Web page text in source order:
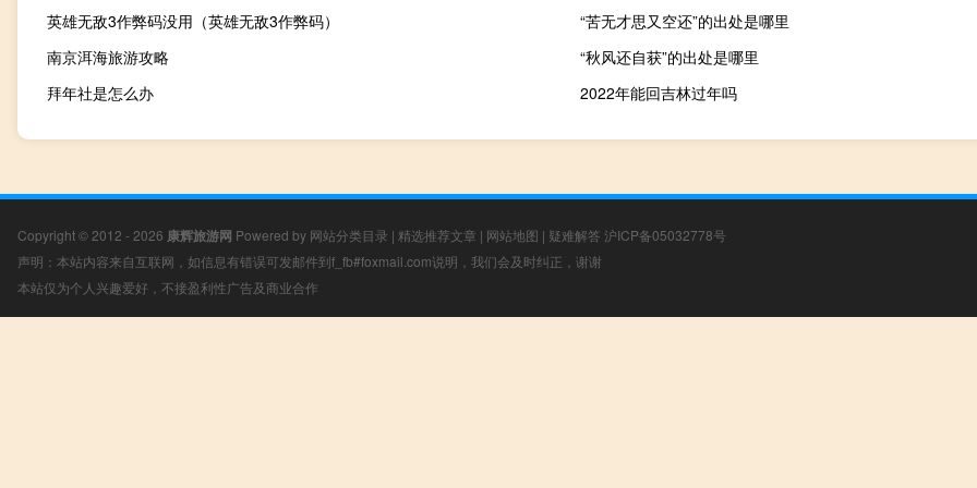
英雄无敌3作弊码没用（英雄无敌3作弊码）
“苦无才思又空还”的出处是哪里
南京洱海旅游攻略
“秋风还自获”的出处是哪里
拜年社是怎么办
2022年能回吉林过年吗
Copyright © 2012 - 2026 康辉旅游网 Powered by 网站分类目录 | 精选推荐文章 | 网站地图 | 疑难解答 沪ICP备05032778号
声明：本站内容来自互联网，如信息有错误可发邮件到f_fb#foxmail.com说明，我们会及时纠正，谢谢
本站仅为个人兴趣爱好，不接盈利性广告及商业合作